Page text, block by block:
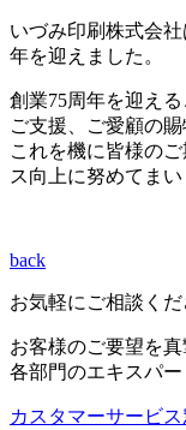
いづみ印刷株式会
年を迎えました。
創業75周年を迎え
ご支援、ご愛顧の
これを機に皆様の
ス向上に努めてまい
back
お気軽にご相談くだ
お客様のご要望を真
各部門のエキスパ
カスタマーサービス